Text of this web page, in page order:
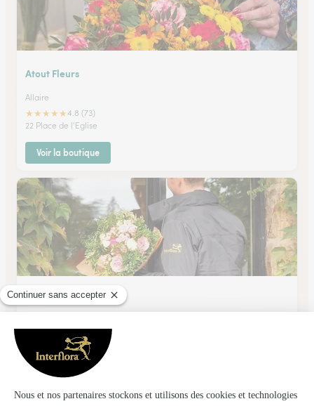
Atout Fleurs
Allaire
★★★★★4.8 (73)
22 Place de l'Eglise
Voir la boutique
Rose N° 7
★4.9 (70)
29, place Marcel Pagnol
Voir la boutique